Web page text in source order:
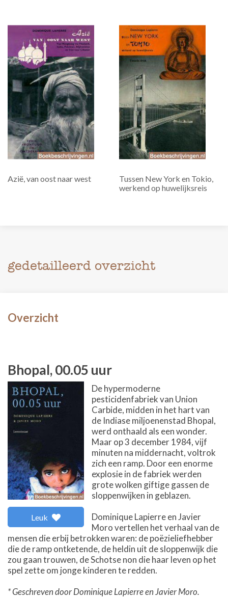
Azië, van oost naar west
Tussen New York en Tokio,
werkend op huwelijksreis
gedetailleerd overzicht
Overzicht
Bhopal, 00.05 uur
Leuk
De hypermoderne
pesticidenfabriek van Union
Carbide, midden in het hart van
de Indiase miljoenenstad Bhopal,
werd onthaald als een wonder.
Maar op 3 december 1984, vijf
minuten na middernacht, voltrok
zich een ramp. Door een enorme
explosie in de fabriek werden
grote wolken giftige gassen de
sloppenwijken in geblazen.
Dominique Lapierre en Javier
Moro vertellen het verhaal van de
mensen die erbij betrokken waren: de poëzieliefhebber
die de ramp ontketende, de heldin uit de sloppenwijk die
zou gaan trouwen, de Schotse non die haar leven op het
spel zette om jonge kinderen te redden.
* Geschreven door Dominique Lapierre en Javier Moro.